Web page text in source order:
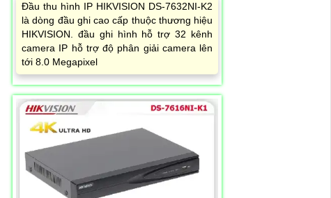
Đầu thu hình IP HIKVISION DS-7632NI-K2
là dòng đầu ghi cao cấp thuộc thương hiệu
HIKVISION. đầu ghi hình hỗ trợ 32 kênh
camera IP hỗ trợ độ phân giải camera lên
tới 8.0 Megapixel